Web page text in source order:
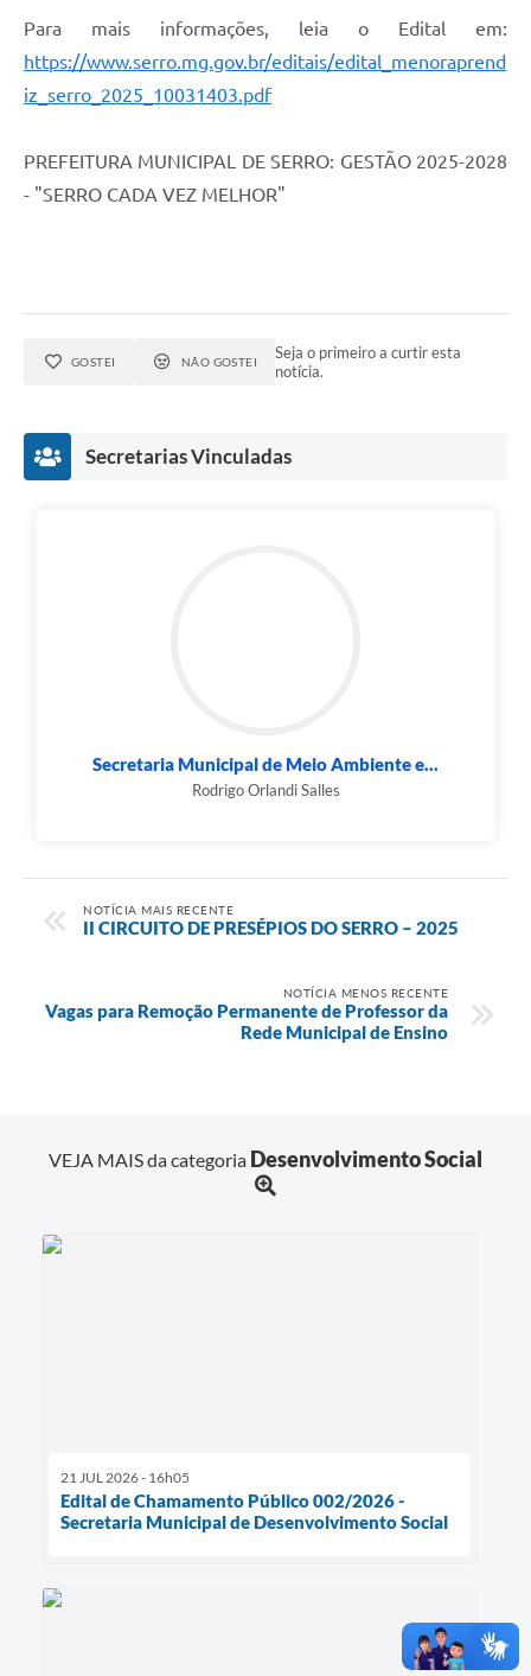
Radar da Transparência Pública
Listagem de Contribuintes Inscritos na Dívida Ativa do
Para mais informações, leia o Edital em:
https://www.serro.mg.gov.br/editais/edital_menoraprend
iz_serro_2025_10031403.pdf
PREFEITURA MUNICIPAL DE SERRO: GESTÃO 2025-2028
- "SERRO CADA VEZ MELHOR"
GOSTEI NÃO GOSTEI
Seja o primeiro a curtir esta
notícia.
Secretarias Vinculadas
Secretaria Municipal de Meio Ambiente e...
Rodrigo Orlandi Salles
NOTÍCIA MAIS RECENTE
II CIRCUITO DE PRESÉPIOS DO SERRO – 2025
NOTÍCIA MENOS RECENTE
Vagas para Remoção Permanente de Professor da
Rede Municipal de Ensino
VEJA MAIS da categoria Desenvolvimento Social
21 JUL 2026 - 16h05
Edital de Chamamento Público 002/2026 -
Secretaria Municipal de Desenvolvimento Social